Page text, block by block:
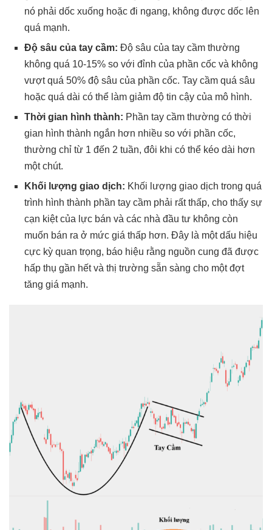
nó phải dốc xuống hoặc đi ngang, không được dốc lên
quá mạnh.
Độ sâu của tay cầm: Độ sâu của tay cầm thường
không quá 10-15% so với đỉnh của phần cốc và không
vượt quá 50% độ sâu của phần cốc. Tay cầm quá sâu
hoặc quá dài có thể làm giảm độ tin cậy của mô hình.
Thời gian hình thành: Phần tay cầm thường có thời
gian hình thành ngắn hơn nhiều so với phần cốc,
thường chỉ từ 1 đến 2 tuần, đôi khi có thể kéo dài hơn
một chút.
Khối lượng giao dịch: Khối lượng giao dịch trong quá
trình hình thành phần tay cầm phải rất thấp, cho thấy sự
cạn kiệt của lực bán và các nhà đầu tư không còn
muốn bán ra ở mức giá thấp hơn. Đây là một dấu hiệu
cực kỳ quan trọng, báo hiệu rằng nguồn cung đã được
hấp thụ gần hết và thị trường sẵn sàng cho một đợt
tăng giá mạnh.